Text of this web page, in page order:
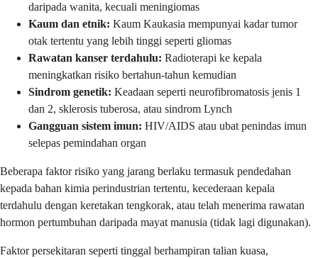
daripada wanita, kecuali meningiomas
Kaum dan etnik: Kaum Kaukasia mempunyai kadar tumor
otak tertentu yang lebih tinggi seperti gliomas
Rawatan kanser terdahulu: Radioterapi ke kepala
meningkatkan risiko bertahun-tahun kemudian
Sindrom genetik: Keadaan seperti neurofibromatosis jenis 1
dan 2, sklerosis tuberosa, atau sindrom Lynch
Gangguan sistem imun: HIV/AIDS atau ubat penindas imun
selepas pemindahan organ
Beberapa faktor risiko yang jarang berlaku termasuk pendedahan
kepada bahan kimia perindustrian tertentu, kecederaan kepala
terdahulu dengan keretakan tengkorak, atau telah menerima rawatan
hormon pertumbuhan daripada mayat manusia (tidak lagi digunakan).
Faktor persekitaran seperti tinggal berhampiran talian kuasa,